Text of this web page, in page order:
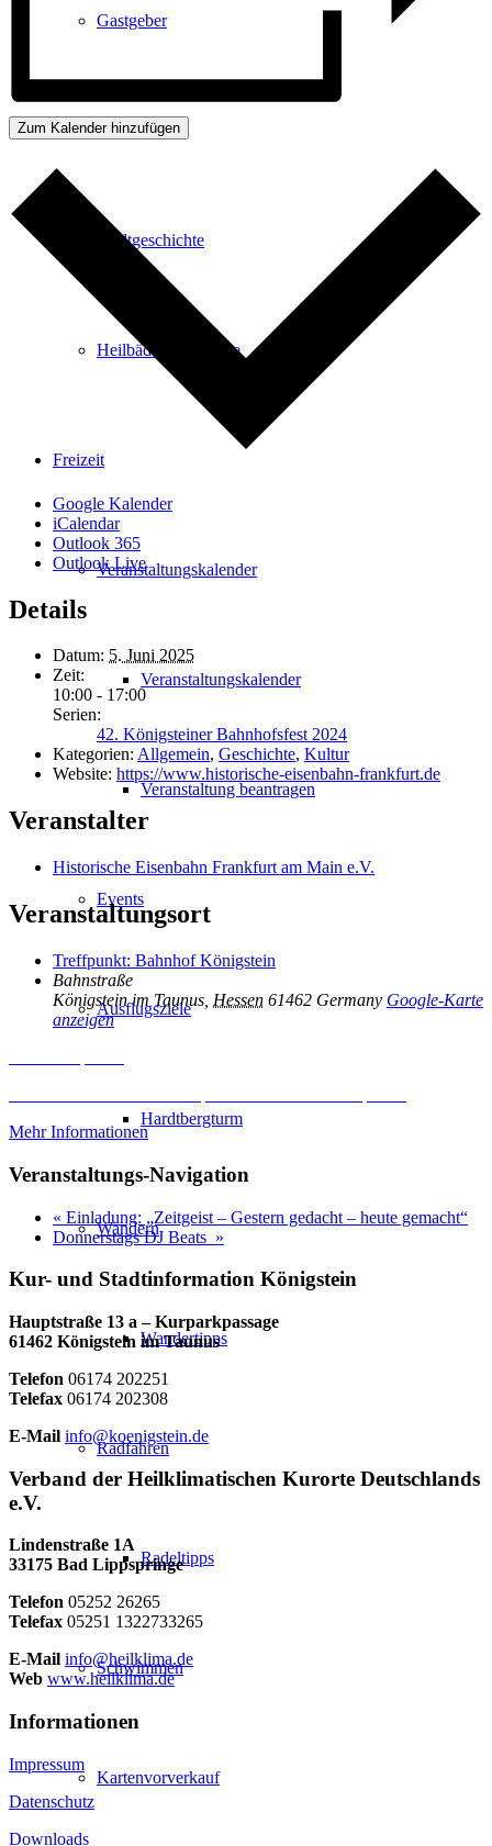
Gastgeber
Gesundheit
Stadtgeschichte
Heilbäder & Kurorte
Freizeit
Veranstaltungskalender
Veranstaltungskalender
Veranstaltung beantragen
Events
Ausflugsziele
Hardtbergturm
Wandern
Wandertipps
Radfahren
Radeltipps
Schwimmen
Kartenvorverkauf
Zum Kalender hinzufügen
Google Kalender
iCalendar
Outlook 365
Outlook Live
Details
Datum: 5. Juni 2025
Zeit:
10:00 - 17:00
Serien:
42. Königsteiner Bahnhofsfest 2024
Kategorien: Allgemein, Geschichte, Kultur
Website: https://www.historische-eisenbahn-frankfurt.de
Veranstalter
Historische Eisenbahn Frankfurt am Main e.V.
Veranstaltungsort
Treffpunkt: Bahnhof Königstein
Bahnstraße
Königstein im Taunus Hessen 61462 Germany Google-Karte
anzeigen
Mehr Informationen
Veranstaltungs-Navigation
« Einladung: „Zeitgeist – Gestern gedacht – heute gemacht“
Donnerstags DJ Beats »
Kur- und Stadtinformation Königstein
Hauptstraße 13 a – Kurparkpassage
61462 Königstein im Taunus
Telefon 06174 202251
Telefax 06174 202308
E-Mail info@koenigstein.de
Verband der Heilklimatischen Kurorte Deutschlands
e.V.
Lindenstraße 1A
33175 Bad Lippspringe
Telefon 05252 26265
Telefax 05251 1322733265
E-Mail info@heilklima.de
Web www.heilklima.de
Informationen
Impressum
Datenschutz
Downloads